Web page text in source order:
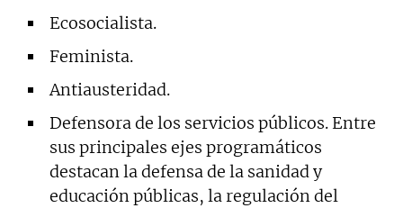
Ecosocialista.
Feminista.
Antiausteridad.
Defensora de los servicios públicos. Entre
sus principales ejes programáticos
destacan la defensa de la sanidad y
educación públicas, la regulación del